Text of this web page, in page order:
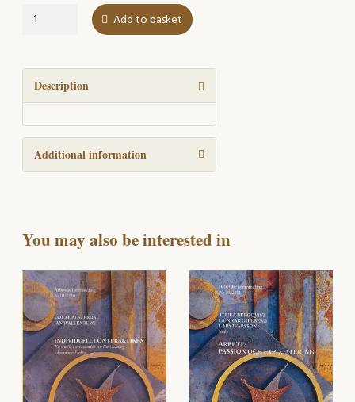
Partssamverkan
verksamhet
quantity
Add to basket
Description
Additional information
You may also be interested in